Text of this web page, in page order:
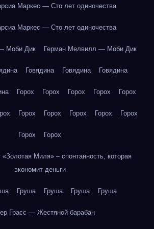
Маркес — Сто лет одиночества
Маркес — Сто лет одиночества
Моби Дик Герман Мелвилл — Моби Дик
Говядина Говядина Говядина
Горох Горох Горох Горох Горох
Горох Горох Горох Горох Горох
Горох Горох
Миля» – спонтанность, которая
экономит деньги
Груша Груша Груша Груша
Грасс — Жестяной барабан